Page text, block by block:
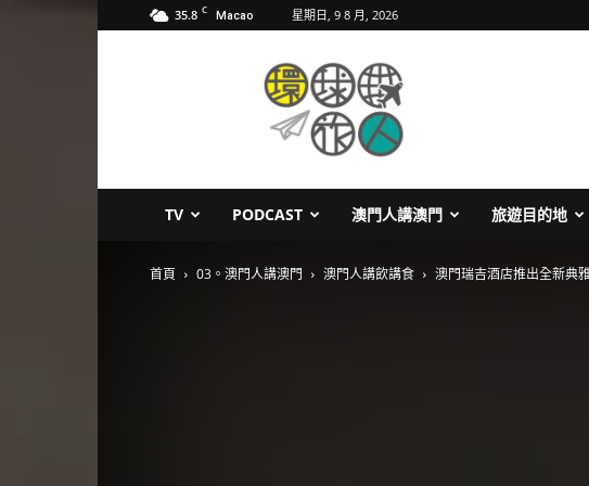
35.8 C Macao 星期日, 9 8 月, 2026
TV PODCAST 澳門人講澳門 旅遊目的地
首頁 03。澳門人講澳門 澳門人講飲講食 澳門瑞吉酒店推出全新典